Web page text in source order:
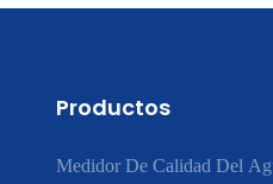
Productos
Medidor De Calidad Del